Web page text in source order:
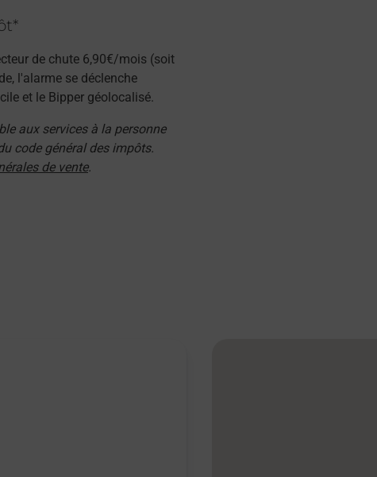
de chute 6,90€/mois (soit
l'alarme se déclenche
et le Bipper géolocalisé.
aux services à la personne
code général des impôts.
de vente.